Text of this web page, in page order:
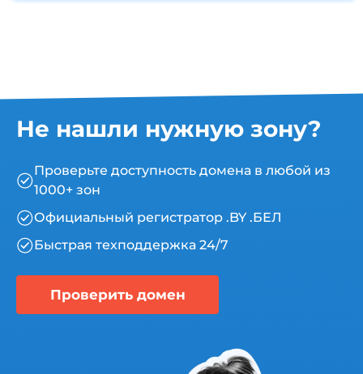
Не нашли нужную зону?
Проверьте доступность домена в любой из
1000+ зон
Официальный регистратор .BY .БЕЛ
Быстрая техподдержка 24/7
Проверить домен